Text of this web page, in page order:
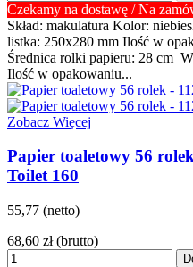
Czekamy na dostawę / Na
Skład: makulatura Kolor:
listka: 250x280 mm Ilość w
Średnica rolki papieru: 28 cm
Ilość w opakowaniu...
Zobacz Więcej
Papier toaletowy 56
Toilet 160
55,77 (netto)
68,60 zł (brutto)